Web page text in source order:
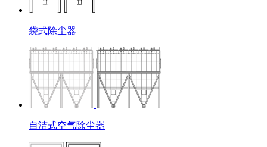
袋式除尘器
自洁式空气除尘器